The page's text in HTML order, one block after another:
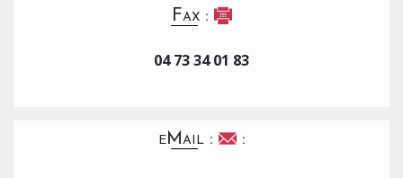
Fax :
04 73 34 01 83
eMail : :